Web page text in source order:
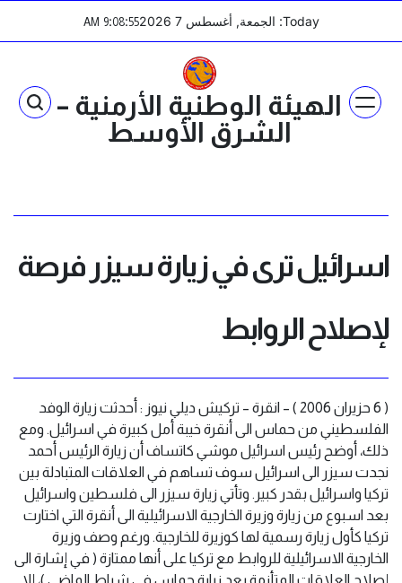
Today: الجمعة, أغسطس 7 2026 9:08:55
AM
الهيئة الوطنية الأرمنية –
الشرق الأوسط
اسرائيل ترى في زيارة سيزر فرصة
لإصلاح الروابط
( 6 حزيران 2006 ) – انقرة – تركيش ديلي نيوز : أحدثت زيارة الوفد
الفلسطيني من حماس الى أنقرة خيبة أمل كبيرة في اسرائيل. ومع
ذلك، أوضح رئيس اسرائيل موشي كاتساف أن زيارة الرئيس أحمد
نجدت سيزر الى اسرائيل سوف تساهم في العلاقات المتبادلة بين
تركيا واسرائيل بقدر كبير. وتأتي زيارة سيزر الى فلسطين واسرائيل
بعد اسبوع من زيارة وزيرة الخارجية الاسرائيلية الى أنقرة التي اختارت
تركيا كأول زيارة رسمية لها كوزيرة للخارجية. ورغم وصف وزيرة
الخارجية الاسرائيلية للروابط مع تركيا على أنها ممتازة ( في إشارة الى
إصلاح العلاقات المتأزمة بعد زيارة حماس في شباط الماضي )، إلا